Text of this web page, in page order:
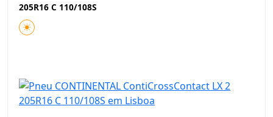
205R16 C 110/108S